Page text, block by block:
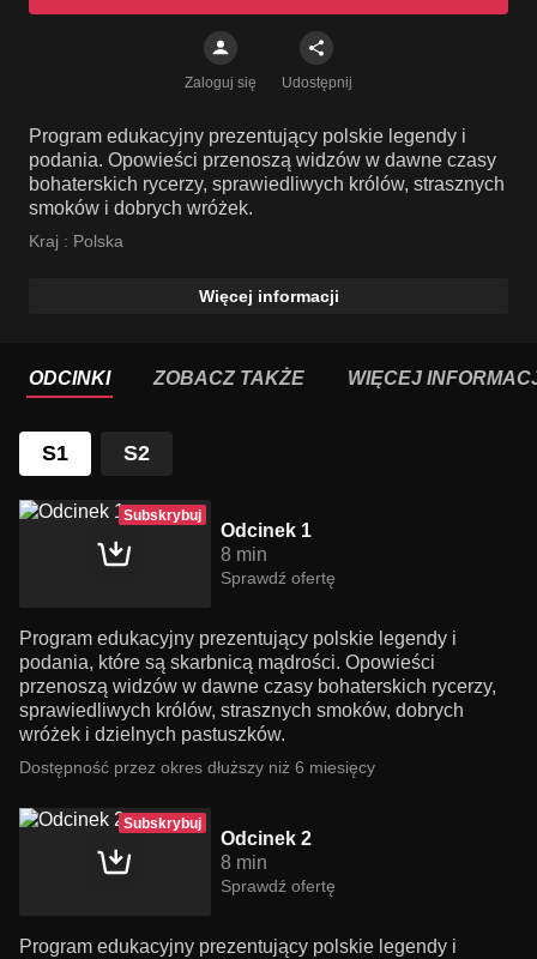
Zaloguj się Udostępnij
Program edukacyjny prezentujący polskie legendy i
podania. Opowieści przenoszą widzów w dawne czasy
bohaterskich rycerzy, sprawiedliwych królów, strasznych
smoków i dobrych wróżek.
Kraj : Polska
Więcej informacji
ODCINKI ZOBACZ TAKŻE WIĘCEJ
S1 S2
Subskrybuj
Odcinek 1
8 min
Sprawdź ofertę
Program edukacyjny prezentujący polskie legendy i
podania, które są skarbnicą mądrości. Opowieści
przenoszą widzów w dawne czasy bohaterskich rycerzy,
sprawiedliwych królów, strasznych smoków, dobrych
wróżek i dzielnych pastuszków.
Dostępność przez okres dłuższy niż 6 miesięcy
Subskrybuj
Odcinek 2
8 min
Sprawdź ofertę
Program edukacyjny prezentujący polskie legendy i